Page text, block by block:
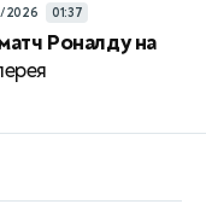
2026 01:37
Роналду на